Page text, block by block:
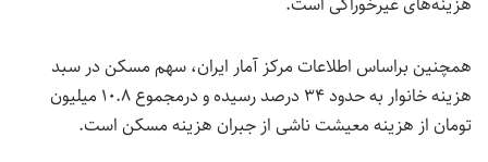
همچنین براساس اطلاعات مرکز آمار ایران، سهم مسکن در سبد
هزینه خانوار به حدود ۳۴ درصد رسیده و درمجموع ۱۰.۸ میلیون
تومان از هزینه معیشت ناشی از جبران هزینه مسکن است.